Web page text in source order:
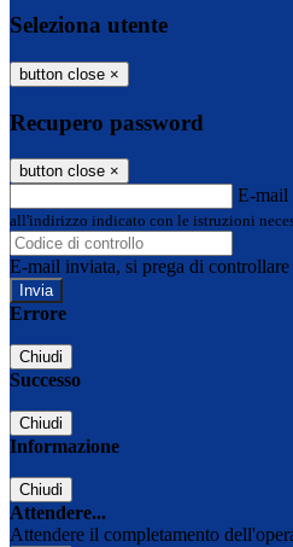
Seleziona utente
button close ×
Recupero password
button close ×
E-mail
all'indirizzo indicato con le istruzioni
E-mail inviata, si prega di
Errore
Chiudi
Successo
Chiudi
Informazione
Chiudi
Attendere...
Attendere il completamento